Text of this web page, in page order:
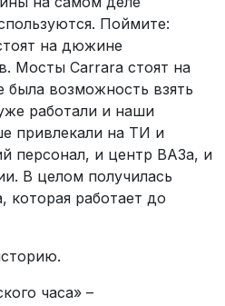
Поймите:
на дюжине
Мосты Carrara стоят на
была возможность взять
работали и наши
привлекали на ТИ и
персонал, и центр ВАЗа, и
В целом получилась
работает до
часа» –